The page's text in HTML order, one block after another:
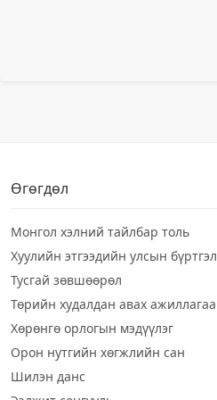
Өгөгдөл
Монгол хэлний тайлбар толь
Хуулийн этгээдийн улсын бүртгэл
Тусгай зөвшөөрөл
Төрийн худалдан авах ажиллагаа
Хөрөнгө орлогын мэдүүлэг
Орон нутгийн хөгжлийн сан
Шилэн данс